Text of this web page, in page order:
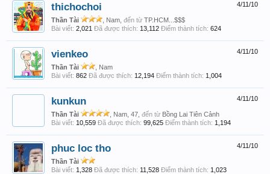
4/11/10
thichochoi
Thần Tài , Nam, đến từ TP.HCM...$$$
Bài viết: 2,021 Đã được thích: 13,112 Điểm thành tích: 624
4/11/10
vienkeo
Thần Tài
, Nam
Bài viết: 862 Đã được thích: 12,194 Điểm thành tích: 1,004
4/11/10
kunkun
Thần Tài , Nam, 47, đến từ Bồng Lai Tiên Cảnh
Bài viết: 10,559 Đã được thích: 99,625 Điểm thành tích: 1,194
4/11/10
phuc loc tho
Thần Tài
Bài viết: 1,328 Đã được thích: 11,528 Điểm thành tích: 1,023